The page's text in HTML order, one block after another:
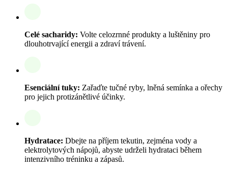
Celé sacharidy: Volte celozrnné produkty a luštěniny pro
dlouhotrvající energii a zdraví trávení.
Esenciální tuky: Zařaďte tučné ryby, lněná semínka a ořechy
pro jejich protizánětlivé účinky.
Hydratace: Dbejte na příjem tekutin, zejména vody a
elektrolytových nápojů, abyste udrželi hydrataci během
intenzivního tréninku a zápasů.